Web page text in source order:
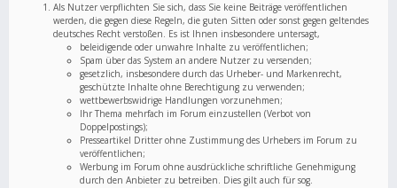
Als Nutzer verpflichten Sie sich, dass Sie keine Beiträge veröffentlichen
werden, die gegen diese Regeln, die guten Sitten oder sonst gegen geltendes
deutsches Recht verstoßen. Es ist Ihnen insbesondere untersagt,
beleidigende oder unwahre Inhalte zu veröffentlichen;
Spam über das System an andere Nutzer zu versenden;
gesetzlich, insbesondere durch das Urheber- und Markenrecht,
geschützte Inhalte ohne Berechtigung zu verwenden;
wettbewerbswidrige Handlungen vorzunehmen;
Ihr Thema mehrfach im Forum einzustellen (Verbot von
Doppelpostings);
Presseartikel Dritter ohne Zustimmung des Urhebers im Forum zu
veröffentlichen;
Werbung im Forum ohne ausdrückliche schriftliche Genehmigung
durch den Anbieter zu betreiben. Dies gilt auch für sog.